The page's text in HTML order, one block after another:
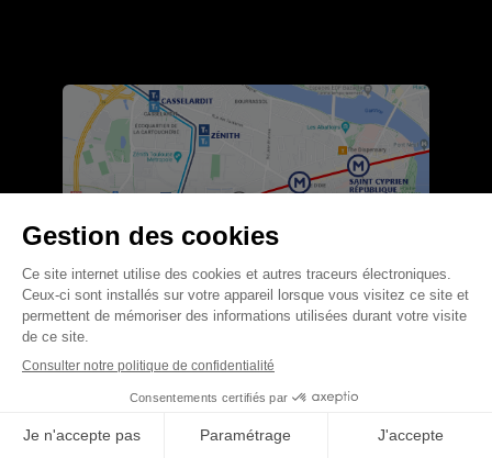
Candidature
Demande de catalogue
11 rue du 11 novembre 1918 - 31300 TOULOUSE